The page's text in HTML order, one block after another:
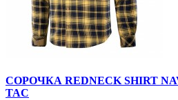
СОРОЧКА REDNECK SHIRT
TAC